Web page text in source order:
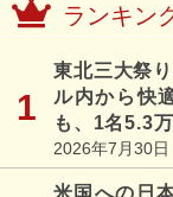
ランキン
東北三大祭
ル内から快
も、1名5.3
2026年7月30日
米国への日